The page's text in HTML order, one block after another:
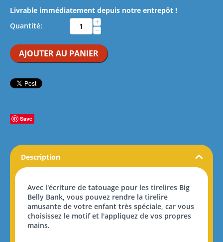
Livrable immédiatement depuis notre entrepôt !
Quantité:
+
−
AJOUTER AU PANIER
Save
Description
Avec l'écriture de tatouage pour les tirelires Big
Belly Bank, vous pouvez rendre la tirelire
amusante de votre enfant très spéciale, car vous
choisissez le motif et l'appliquez de vos propres
mains.